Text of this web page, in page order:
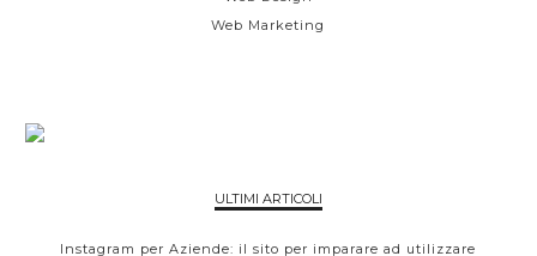
Web Marketing
ULTIMI ARTICOLI
Instagram per Aziende: il sito per imparare ad utilizzare